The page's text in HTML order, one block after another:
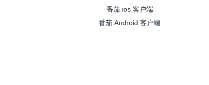
番茄 ios 客户端
番茄 Android 客户端